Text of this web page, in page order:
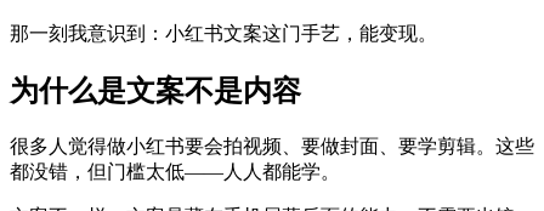
那一刻我意识到：小红书文案这门手艺，能变现。
为什么是文案不是内容
很多人觉得做小红书要会拍视频、要做封面、要学剪辑。这些
都没错，但门槛太低——人人都能学。